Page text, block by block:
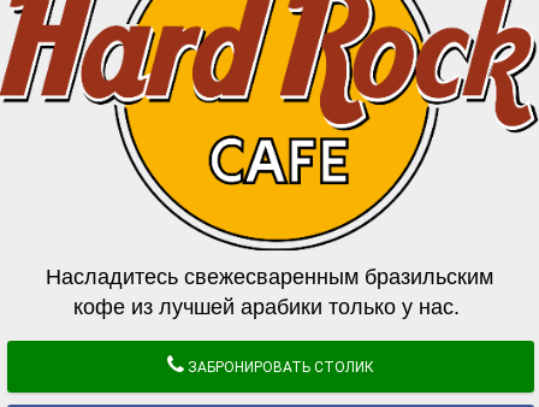
Насладитесь свежесваренным бразильским
кофе из лучшей арабики только у нас.
ЗАБРОНИРОВАТЬ СТОЛИК